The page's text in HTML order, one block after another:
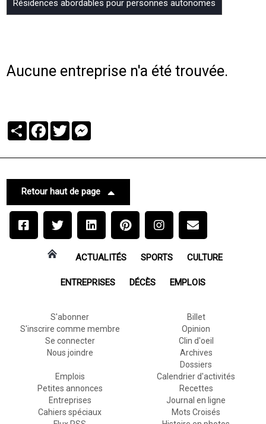
Résidences abordables pour personnes autonomes
Aucune entreprise n'a été trouvée.
PartagerFacebook
Twitter
Retour haut de page
ACTUALITÉS SPORTS CULTURE
ENTREPRISES DÉCÈS EMPLOIS
S'abonner
S'inscrire comme membre
Se connecter
Nous joindre
Billet
Opinion
Clin d'oeil
Archives
Dossiers
Emplois
Petites annonces
Entreprises
Cahiers spéciaux
Calendrier d'activités
Recettes
Journal en ligne
Mots Croisés